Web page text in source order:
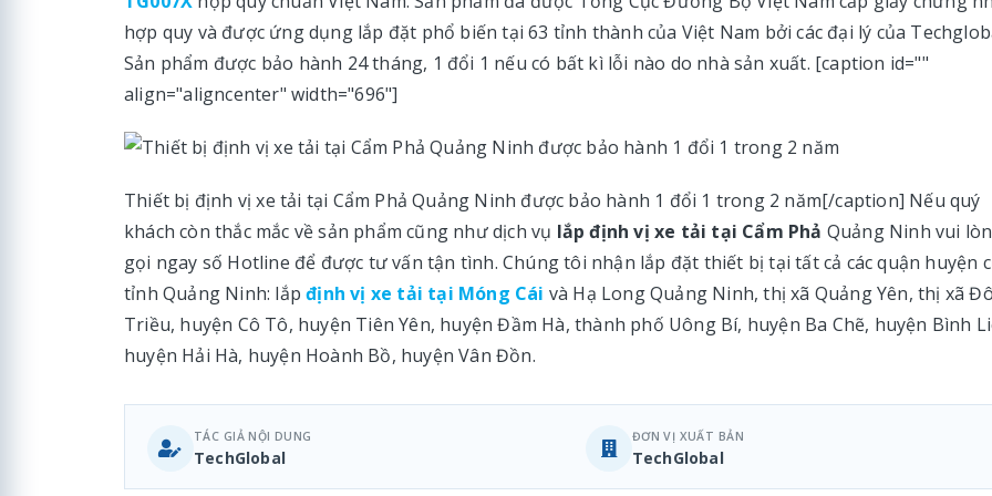
hợp quy và được ứng dụng lắp đặt phổ biến tại 63 tỉnh thành của Việt Nam bởi các đại lý của
Sản phẩm được bảo hành 24 tháng, 1 đổi 1 nếu có bất kì lỗi nào do nhà sản xuất. [caption id=""
align="aligncenter" width="696"]
Thiết bị định vị xe tải tại Cẩm Phả Quảng Ninh được bảo hành 1 đổi 1 trong 2 năm[/caption] Nếu quý
khách còn thắc mắc về sản phẩm cũng như dịch vụ lắp định vị xe tải tại Cẩm Phả Quảng Ninh vui
gọi ngay số Hotline để được tư vấn tận tình. Chúng tôi nhận lắp đặt thiết bị tại tất cả các quận huyện
tỉnh Quảng Ninh: lắpđịnh vị xe tải tại Móng Cái và Hạ Long Quảng Ninh, thị xã Quảng Yên, thị xã
Triều, huyện Cô Tô, huyện Tiên Yên, huyện Đầm Hà, thành phố Uông Bí, huyện Ba Chẽ, huyện Bình
huyện Hải Hà, huyện Hoành Bồ, huyện Vân Đồn.
TÁC GIẢ NỘI DUNG
TechGlobal
ĐƠN VỊ XUẤT BẢN
TechGlobal